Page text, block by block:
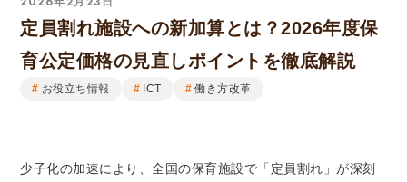
定員割れ施設への新加算とは？2026年度保
育公定価格の見直しポイントを徹底解説
お役立ち情報 ICT 働き方改革
少子化の加速により、全国の保育施設で「定員割れ」が深刻